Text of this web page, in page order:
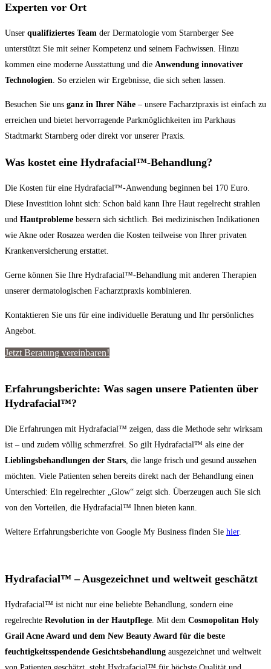
Experten vor Ort
Unser qualifiziertes Team der Dermatologie vom Starnberger See
unterstützt Sie mit seiner Kompetenz und seinem Fachwissen. Hinzu
kommen eine moderne Ausstattung und die Anwendung innovativer
Technologien. So erzielen wir Ergebnisse, die sich sehen lassen.
Besuchen Sie uns ganz in Ihrer Nähe – unsere Facharztpraxis ist einfach zu
erreichen und bietet hervorragende Parkmöglichkeiten im Parkhaus
Stadtmarkt Starnberg oder direkt vor unserer Praxis.
Was kostet eine Hydrafacial™-Behandlung?
Die Kosten für eine Hydrafacial™-Anwendung beginnen bei 170 Euro.
Diese Investition lohnt sich: Schon bald kann Ihre Haut regelrecht strahlen
und Hautprobleme bessern sich sichtlich. Bei medizinischen Indikationen
wie Akne oder Rosazea werden die Kosten teilweise von Ihrer privaten
Krankenversicherung erstattet.
Gerne können Sie Ihre Hydrafacial™-Behandlung mit anderen Therapien
unserer dermatologischen Facharztpraxis kombinieren.
Kontaktieren Sie uns für eine individuelle Beratung und Ihr persönliches
Angebot.
Jetzt Beratung vereinbaren!
Erfahrungsberichte: Was sagen unsere Patienten über
Hydrafacial™?
Die Erfahrungen mit Hydrafacial™ zeigen, dass die Methode sehr wirksam
ist – und zudem völlig schmerzfrei. So gilt Hydrafacial™ als eine der
Lieblingsbehandlungen der Stars, die lange frisch und gesund aussehen
möchten. Viele Patienten sehen bereits direkt nach der Behandlung einen
Unterschied: Ein regelrechter „Glow“ zeigt sich. Überzeugen auch Sie sich
von den Vorteilen, die Hydrafacial™ Ihnen bieten kann.
Weitere Erfahrungsberichte von Google My Business finden Sie hier.
Hydrafacial™ – Ausgezeichnet und weltweit geschätzt
Hydrafacial™ ist nicht nur eine beliebte Behandlung, sondern eine
regelrechte Revolution in der Hautpflege. Mit dem Cosmopolitan Holy
Grail Acne Award und dem New Beauty Award für die beste
feuchtigkeitsspen­dende Gesichtsbehandlung ausgezeichnet und weltweit